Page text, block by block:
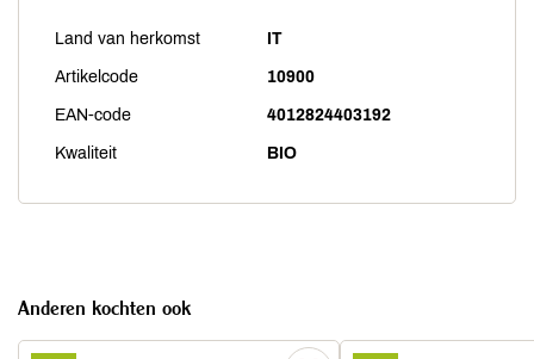
Land van herkomst IT
Artikelcode 10900
EAN-code 4012824403192
Kwaliteit BIO
Anderen kochten ook